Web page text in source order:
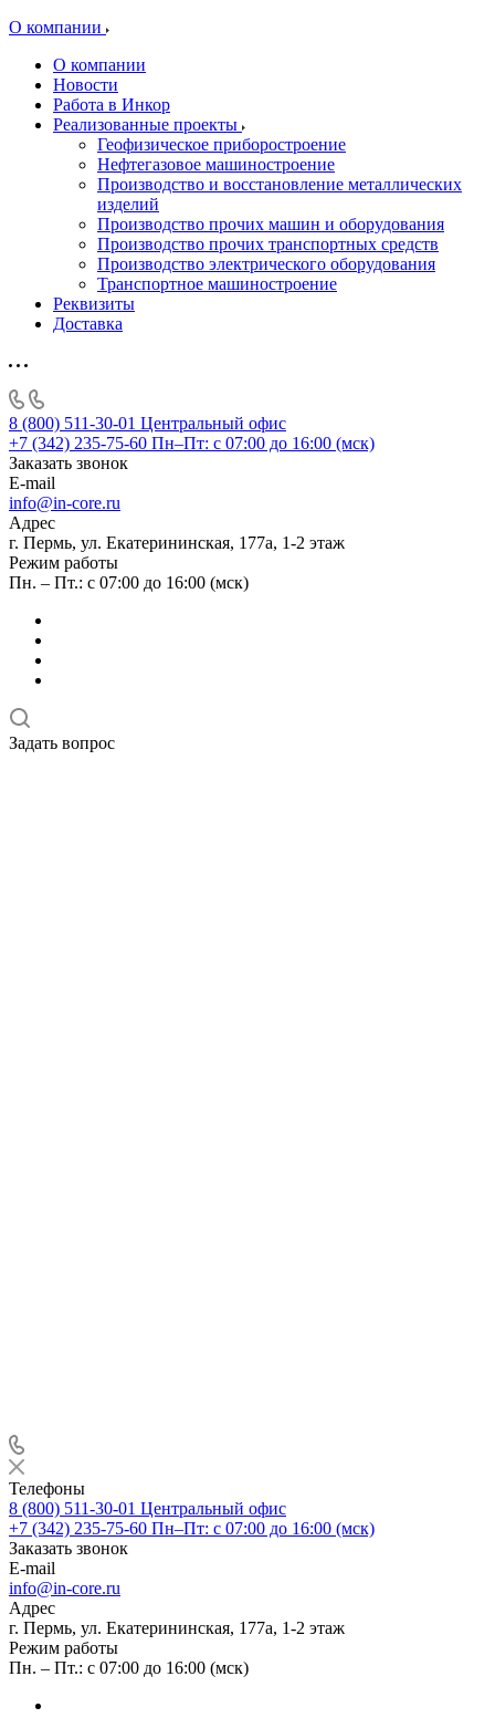
О компании
О компании
Новости
Работа в Инкор
Реализованные проекты
Геофизическое приборостроение
Нефтегазовое машиностроение
Производство и восстановление металлических
изделий
Производство прочих машин и оборудования
Производство прочих транспортных средств
Производство электрического оборудования
Транспортное машиностроение
Реквизиты
Доставка
8 (800) 511-30-01 Центральный офис
+7 (342) 235-75-60 Пн–Пт: с 07:00 до 16:00 (мск)
Заказать звонок
E-mail
info@in-core.ru
Адрес
г. Пермь, ул. ​Екатерининская, 177а, ​1-2 этаж
Режим работы
Пн. – Пт.: с 07:00 до 16:00 (мск)
Задать вопрос
Телефоны
8 (800) 511-30-01 Центральный офис
+7 (342) 235-75-60 Пн–Пт: с 07:00 до 16:00 (мск)
Заказать звонок
E-mail
info@in-core.ru
Адрес
г. Пермь, ул. ​Екатерининская, 177а, ​1-2 этаж
Режим работы
Пн. – Пт.: с 07:00 до 16:00 (мск)